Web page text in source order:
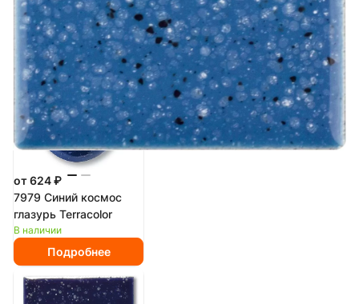
В наличии
Подробнее
от 624 ₽
7979 Синий космос
глазурь Terracolor
В наличии
Подробнее